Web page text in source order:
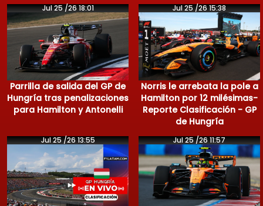
Jul 25 /26 18:01
Parrilla de salida del GP de
Hungría tras penalizaciones
para Hamilton y Antonelli
Jul 25 /26 15:38
Norris le arrebata la pole a
Hamilton por 12 milésimas-
Reporte Clasificación - GP
de Hungría
Jul 25 /26 13:55 Jul 25 /26 11:57